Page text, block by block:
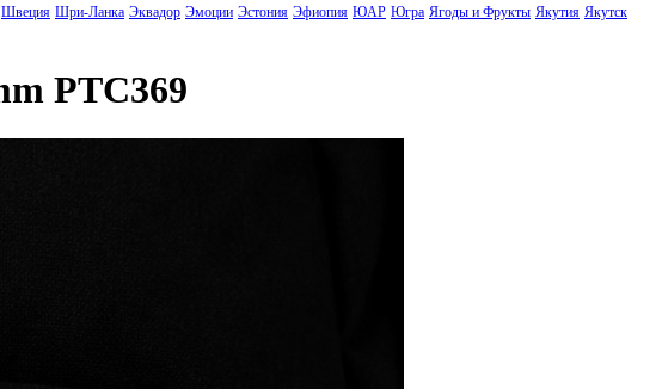
Швеция Шри-Ланка Эквадор Эмоции Эстония Эфиопия ЮАР Югра Ягоды и Фрукты Якутия Якутск
PTC369